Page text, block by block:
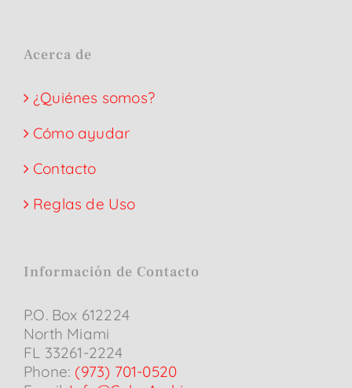
Acerca de
¿Quiénes somos?
Cómo ayudar
Contacto
Reglas de Uso
Información de Contacto
P.O. Box 612224
North Miami
FL 33261-2224
Phone: (973) 701-0520